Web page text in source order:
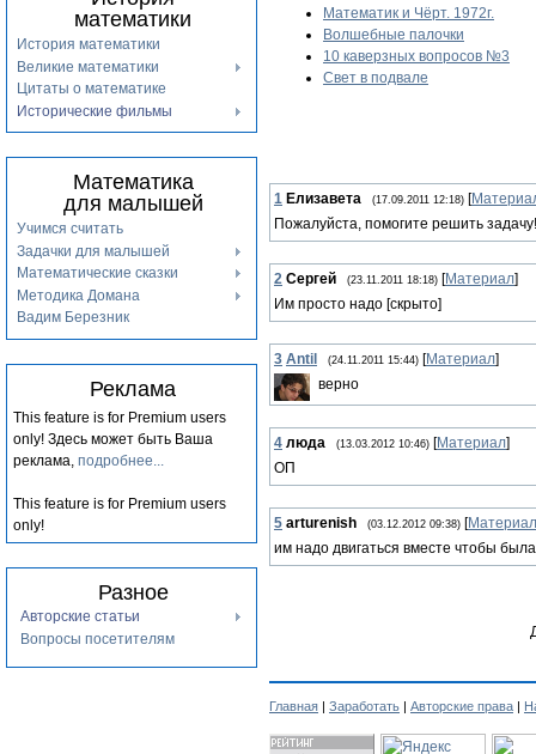
математики
История математики
Великие математики
Цитаты о математике
Исторические фильмы
Математика
для малышей
Учимся считать
Задачки для малышей
Математические сказки
Методика Домана
Вадим Березник
Реклама
This feature is for Premium users
only! Здесь может быть Ваша
реклама, подробнее...
This feature is for Premium users
only!
Разное
Авторские статьи
Вопросы посетителям
Математик и Чёрт. 1972г.
Волшебные палочки
10 каверзных вопросов №3
Свет в подвале
1 Елизавета (17.09.2011 12:18) [
Пожалуйста, помогите решить
2 Сергей (23.11.2011 18:18) [Материал]
Им просто надо [скрыто]
3 Antil (24.11.2011 15:44) [Материал]
верно
4 люда (13.03.2012 10:46) [Материал]
ОП
5 arturenish (03.12.2012 09:38) [Материал
им надо двигаться вместе чтобы
Главная | Заработать | Авторские права |